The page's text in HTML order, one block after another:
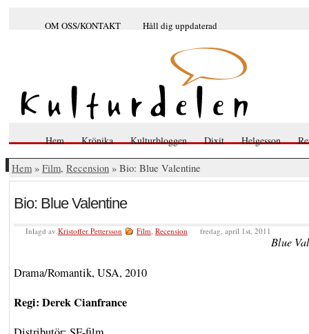
OM OSS/KONTAKT Håll dig uppdaterad
Hem Krönika Kulturbloggen Dixit Helgesson
Hem » Film, Recension » Bio: Blue Valentine
Bio: Blue Valentine
Inlagd av Kristoffer Pettersson Film, Recension fredag, april 1st, 2011
Blue
Drama/Romantik, USA, 2010
Regi: Derek Cianfrance